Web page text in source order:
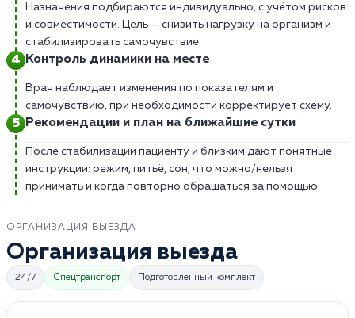
Назначения подбираются индивидуально, с учётом рисков
и совместимости. Цель — снизить нагрузку на организм и
стабилизировать самочувствие.
Контроль динамики на месте
Врач наблюдает изменения по показателям и
самочувствию, при необходимости корректирует схему.
Рекомендации и план на ближайшие сутки
После стабилизации пациенту и близким дают понятные
инструкции: режим, питьё, сон, что можно/нельзя
принимать и когда повторно обращаться за помощью.
ОРГАНИЗАЦИЯ ВЫЕЗДА
Организация выезда
24/7 Спецтранспорт Подготовленный комплект